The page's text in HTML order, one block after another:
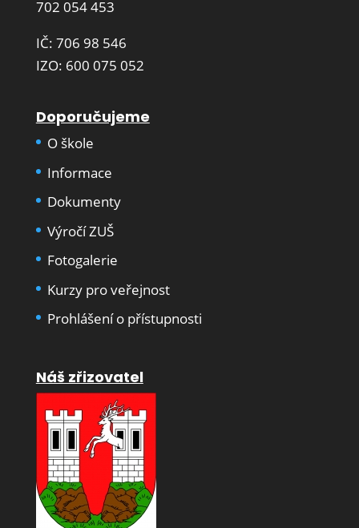
702 054 453
IČ: 706 98 546
IZO: 600 075 052
Doporučujeme
O škole
Informace
Dokumenty
Výročí ZUŠ
Fotogalerie
Kurzy pro veřejnost
Prohlášení o přístupnosti
Náš zřizovatel